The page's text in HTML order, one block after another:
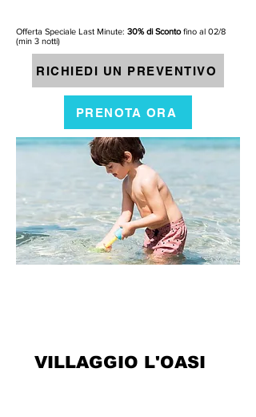
Offerta Speciale Last Minute: 30% di Scontofino al 02/8
(min 3 notti)
RICHIEDI UN PREVENTIVO
PRENOTA ORA
VILLAGGIO L'OASI